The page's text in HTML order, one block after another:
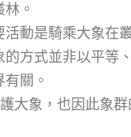
林 。
活動是騎乘大象在
方式並非以平等
關。
大象，也因此象